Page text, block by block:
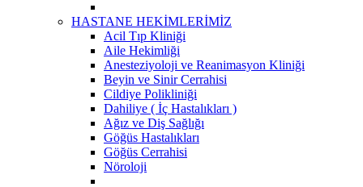
HASTANE HEKİMLERİMİZ
Acil Tıp Kliniği
Aile Hekimliği
Anesteziyoloji ve Reanimasyon Kliniği
Beyin ve Sinir Cerrahisi
Cildiye Polikliniği
Dahiliye ( İç Hastalıkları )
Ağız ve Diş Sağlığı
Göğüs Hastalıkları
Göğüs Cerrahisi
Nöroloji